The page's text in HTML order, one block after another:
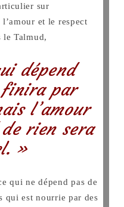
sur
et le respect
le Talmud,
dépend
finira par
l’amour
rien sera
»
qui ne dépend pas de
qui est nourrie par des